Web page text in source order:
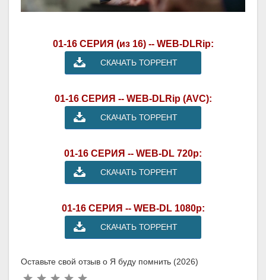
01-16 СЕРИЯ (из 16) -- WEB-DLRip:
СКАЧАТЬ ТОРРЕНТ
01-16 СЕРИЯ -- WEB-DLRip (AVC):
СКАЧАТЬ ТОРРЕНТ
01-16 СЕРИЯ -- WEB-DL 720p:
СКАЧАТЬ ТОРРЕНТ
01-16 СЕРИЯ -- WEB-DL 1080p:
СКАЧАТЬ ТОРРЕНТ
Оставьте свой отзыв о Я буду помнить (2026)